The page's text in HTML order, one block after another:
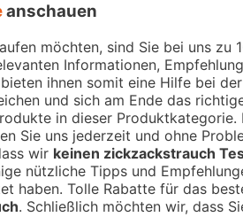
anschauen
möchten, sind Sie bei uns zu
Informationen,
ihnen somit eine Hilfe bei
und sich am Ende das
in dieser
Sie uns jederzeit und ohne
wir keinen zickzackstrauch
nützliche Tipps und
haben. Tolle Rabatte für das
. Schließlich möchten wir, dass